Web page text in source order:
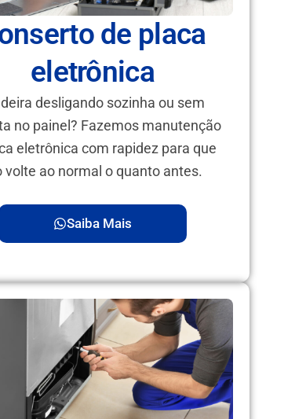
de placa
eletrônica
desligando sozinha ou sem
no painel? Fazemos manutenção
eletrônica com rapidez para que
volte ao normal o quanto antes.
Saiba Mais